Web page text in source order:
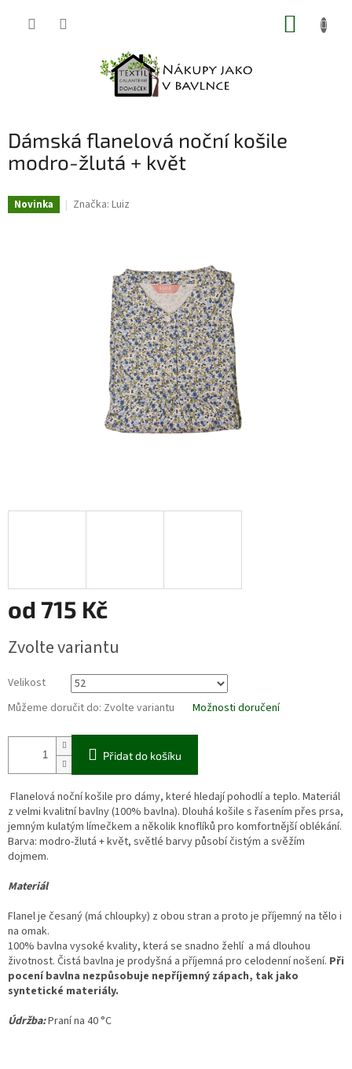
Dámská flanelová noční košile
modro-žlutá + květ
Novinka Značka: Luiz
od 715 Kč
cena:
Zvolte variantu
Velikost
Můžeme doručit do: Zvolte variantu Možnosti doručení
Přidat do košíku
Flanelová noční košile pro dámy, které hledají pohodlí a teplo. Materiál
z velmi kvalitní bavlny (100% bavlna). Dlouhá košile s řasením přes prsa,
jemným kulatým límečkem a několik knoflíků pro komfortnější oblékání.
Barva: modro-žlutá + květ, světlé barvy působí čistým a svěžím
dojmem.
Materiál
Flanel je česaný (má chloupky) z obou stran a proto je příjemný na tělo i
na omak.
100% bavlna vysoké kvality, která se snadno žehlí a má dlouhou
životnost. Čistá bavlna je prodyšná a příjemná pro celodenní nošení. Při
pocení bavlna nezpůsobuje nepříjemný zápach, tak jako
syntetické materiály.
Údržba:Praní na 40 °C